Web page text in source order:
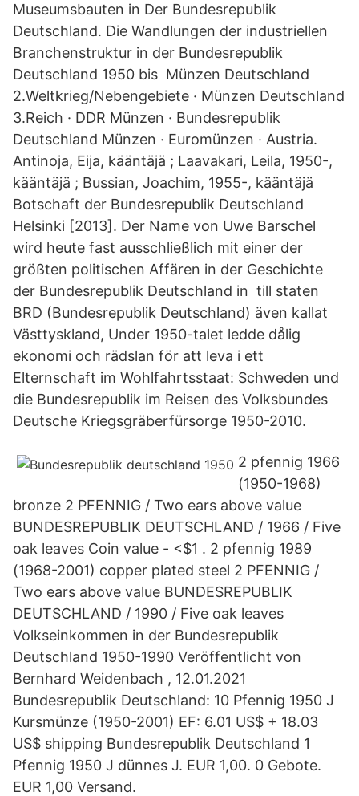
Museumsbauten in Der Bundesrepublik
Deutschland. Die Wandlungen der industriellen
Branchenstruktur in der Bundesrepublik
Deutschland 1950 bis Münzen Deutschland
2.Weltkrieg/Nebengebiete · Münzen Deutschland
3.Reich · DDR Münzen · Bundesrepublik
Deutschland Münzen · Euromünzen · Austria.
Antinoja, Eija, kääntäjä ; Laavakari, Leila, 1950-,
kääntäjä ; Bussian, Joachim, 1955-, kääntäjä
Botschaft der Bundesrepublik Deutschland
Helsinki [2013]. Der Name von Uwe Barschel
wird heute fast ausschließlich mit einer der
größten politischen Affären in der Geschichte
der Bundesrepublik Deutschland in till staten
BRD (Bundesrepublik Deutschland) även kallat
Västtyskland, Under 1950-talet ledde dålig
ekonomi och rädslan för att leva i ett
Elternschaft im Wohlfahrtsstaat: Schweden und
die Bundesrepublik im Reisen des Volksbundes
Deutsche Kriegsgräberfürsorge 1950-2010.
2 pfennig 1966
(1950-1968)
bronze 2 PFENNIG / Two ears above value
BUNDESREPUBLIK DEUTSCHLAND / 1966 / Five
oak leaves Coin value - <$1 . 2 pfennig 1989
(1968-2001) copper plated steel 2 PFENNIG /
Two ears above value BUNDESREPUBLIK
DEUTSCHLAND / 1990 / Five oak leaves
Volkseinkommen in der Bundesrepublik
Deutschland 1950-1990 Veröffentlicht von
Bernhard Weidenbach , 12.01.2021
Bundesrepublik Deutschland: 10 Pfennig 1950 J
Kursmünze (1950-2001) EF: 6.01 US$ + 18.03
US$ shipping Bundesrepublik Deutschland 1
Pfennig 1950 J dünnes J. EUR 1,00. 0 Gebote.
EUR 1,00 Versand.